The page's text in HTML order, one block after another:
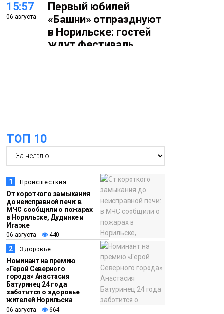
15:57
06 августа
Первый юбилей
«Башни» отпразднуют
в Норильске: гостей
ждут фестиваль,
Образование
14:36
Плато
Путорана
На плато Путорана
создадут систему
наблюдения за вечной
мерзлотой и очистят
территорию от мусора
13:47
06 августа
Новости
Заполярный
транспортный филиал
в Дудинке
заасфальтировал 47
тысяч «квадратов»
грузовых площадок
ТОП 10
1 Происшествия
От короткого замыкания
до неисправной печи: в
МЧС сообщили о пожарах
в Норильске, Дудинке и
Игарке
06 августа 440
2 Здоровье
Номинант на премию
«Герой Северного
города» Анастасия
Батуринец 24 года
заботится о здоровье
жителей Норильска
06 августа 664